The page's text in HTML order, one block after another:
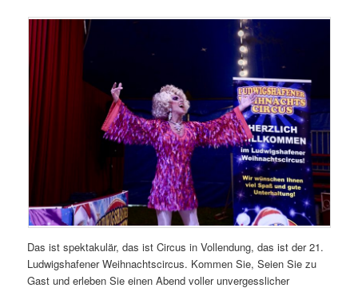
Das ist spektakulär, das ist Circus in Vollendung, das ist der 21.
Ludwigshafener Weihnachtscircus. Kommen Sie, Seien Sie zu
Gast und erleben Sie einen Abend voller unvergesslicher